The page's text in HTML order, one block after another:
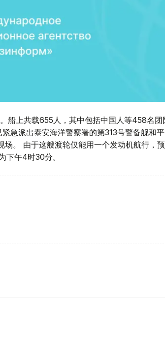
船上共载655人，其中包括中国人等458名团
急派出泰安海洋警察署的第313号警备舰和
。 由于这艘渡轮仅能用一个发动机航行，
下午4时30分。